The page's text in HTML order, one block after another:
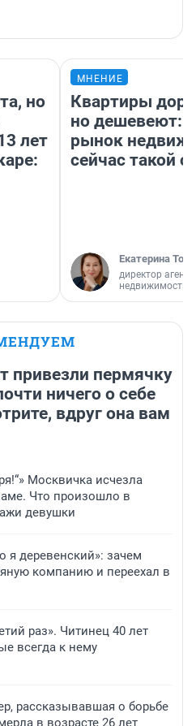
но
лет
МНЕНИЕ
Квартиры
но дешевеют:
рынок
сейчас такой
Екатерина
директор
недвижимости
привезли пермячку
ничего о себе
вдруг она вам
Москвичка исчезла
Что произошло в
девушки
я деревенский»: зачем
компанию и переехал в
раз». Читинец 40 лет
всегда к нему
рассказывавшая о борьбе
в возрасте 26 лет